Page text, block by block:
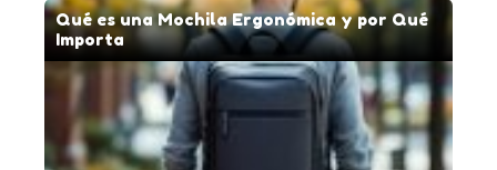
Qué es una Mochila Ergonómica y por Qué
Importa